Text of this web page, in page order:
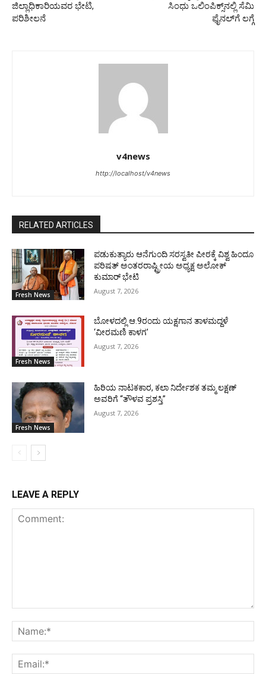
ಜಿಲ್ಲಾಧಿಕಾರಿಯವರ ಭೇಟಿ,
ಪರಿಶೀಲನೆ
ಸಿಂಧು ಒಲಿಂಪಿಕ್ಸ್‌ನಲ್ಲಿ ಸೆಮಿ
ಫೈನಲ್‌ಗೆ ಲಗ್ಗೆ
v4news
http://localhost/v4news
RELATED ARTICLES
Fresh News
ಪಡುಕುತ್ಯಾರು ಆನೆಗುಂದಿ ಸರಸ್ವತೀ ಪೀಠಕ್ಕೆ ವಿಶ್ವ ಹಿಂದೂ
ಪರಿಷತ್ ಅಂತರರಾಷ್ಟ್ರೀಯ ಅಧ್ಯಕ್ಷ ಅಲೋಕ್
ಕುಮಾರ್ ಭೇಟಿ
August 7, 2026
Fresh News
ಬೋಳದಲ್ಲಿ ಆ.9ರಂದು ಯಕ್ಷಗಾನ ತಾಳಮದ್ದಳೆ
‘ವೀರಮಣಿ ಕಾಳಗ’
August 7, 2026
Fresh News
ಹಿರಿಯ ನಾಟಕಕಾರ, ಕಲಾ ನಿರ್ದೇಶಕ ತಮ್ಮ ಲಕ್ಷಣ್
ಅವರಿಗೆ “ತೌಳವ ಪ್ರಶಸ್ತಿ”
August 7, 2026
LEAVE A REPLY